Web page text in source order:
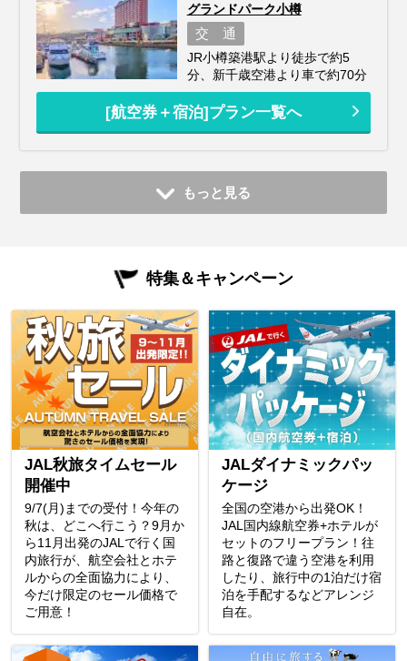
グランドパーク小樽
交 通
JR小樽築港駅より徒歩で約5
分、新千歳空港より車で約70分
[航空券＋宿泊]プラン一覧へ
もっと見る
特集＆キャンペーン
JAL秋旅タイムセール
開催中
9/7(月)までの受付！今年の
秋は、どこへ行こう？9月か
ら11月出発のJALで行く国
内旅行が、航空会社とホテ
ルからの全面協力により、
今だけ限定のセール価格で
ご用意！
JALダイナミックパッ
ケージ
全国の空港から出発OK！
JAL国内線航空券+ホテルが
セットのフリープラン！往
路と復路で違う空港を利用
したり、旅行中の1泊だけ宿
泊を手配するなどアレンジ
自在。